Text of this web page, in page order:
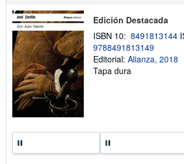
l
t
e
Edición Destacada
ISBN 10: 8491813144
9788491813149
Editorial: Alianza, 2018
Tapa dura